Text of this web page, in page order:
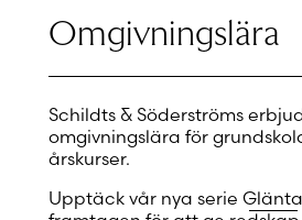
Omgivningslära
Schildts & Söderströms
omgivningslära för
årskurser.
Upptäck vår nya serieGlänta